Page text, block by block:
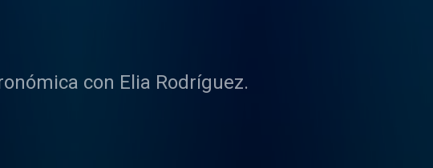
con Elia Rodríguez.